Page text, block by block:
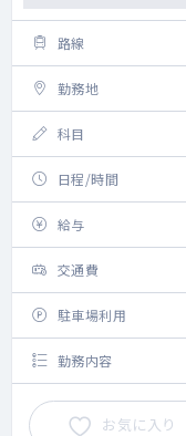
路線
勤務地
科目
日程/時間
給与
交通費
駐車場利用
勤務内容
お気に入り